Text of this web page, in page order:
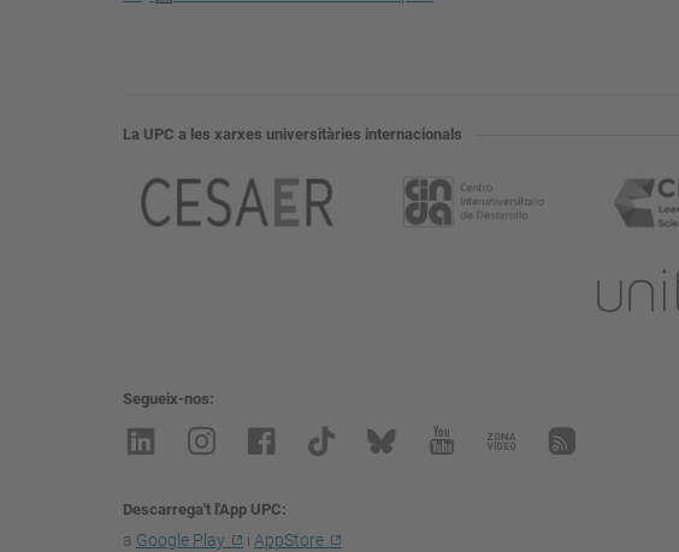
La UPC a les xarxes universitàries internacionals
Segueix-nos
Descarrega't l'App UPC
a Google Play i AppStore